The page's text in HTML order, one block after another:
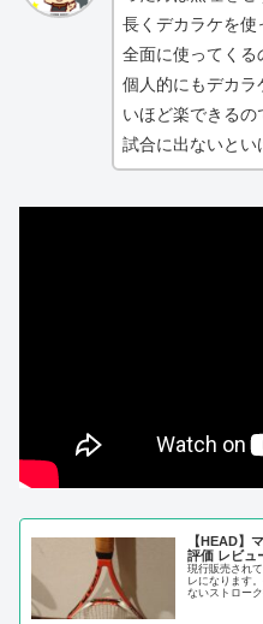
長くデカラケを使
全面に使ってくる
個人的にもデカラ
いほど楽できるの
試合に出ないとい
【HEAD
評価 レビュ
現行販売され
レになります
ないストロー